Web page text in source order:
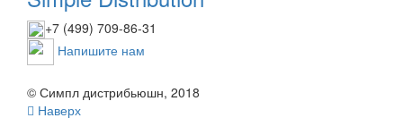
+7 (499) 709-86-31
Напишите нам
© Симпл дистрибьюшн, 2018
Наверх